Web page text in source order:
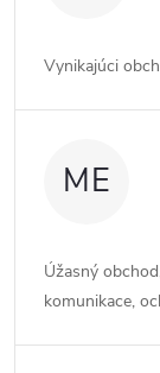
Vynikajúci
ME
Úžasný
komunikace,